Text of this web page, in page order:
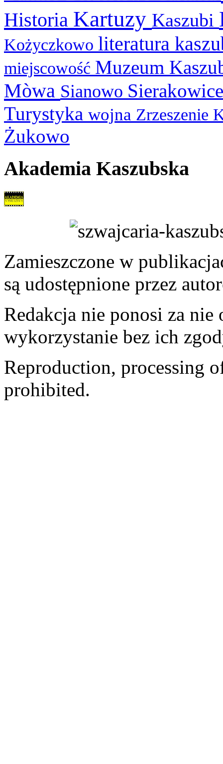
Historia Kartuzy Kaszubi
Kożyczkowo literatura
miejscowość Muzeum
Mòwa Sianowo
Turystyka wojna Zrzeszenie
Żukowo
Akademia Kaszubska
Zamieszczone w
są udostępnione przez
Redakcja nie ponosi za
wykorzystanie bez ich
Reproduction, processing
prohibited.